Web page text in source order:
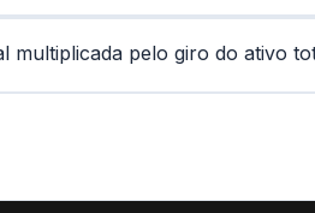
multiplicada pelo giro do ativo